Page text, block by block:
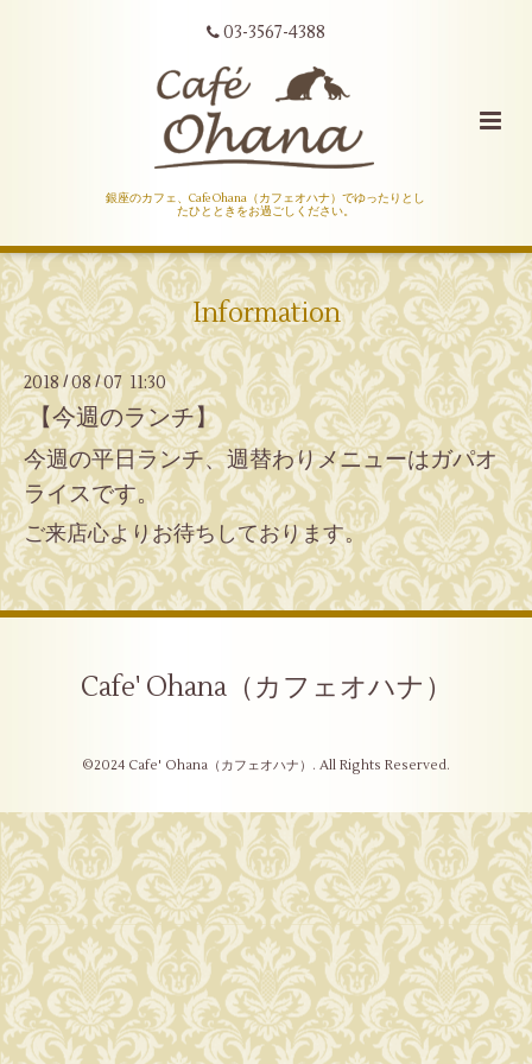
03-3567-4388
銀座のカフェ、Cafe Ohana（カフェオハナ）でゆったりとし
たひとときをお過ごしください。
Information
2018/08 /07 11:30
【今週のランチ】
今週の平日ランチ、週替わりメニューはガパオ
ライスです。
ご来店心よりお待ちしております。
Cafe' Ohana（カフェオハナ）
©2024 Cafe' Ohana（カフェオハナ） . All Rights Reserved.